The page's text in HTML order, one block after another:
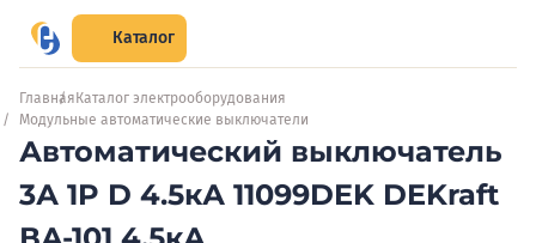
Каталог
Главная Каталог электрооборудования
Модульные автоматические выключатели
Автоматический выключатель
3А 1P D 4.5кА 11099DEK DEKraft